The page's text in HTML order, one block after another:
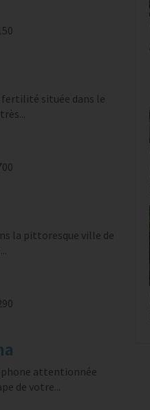
fertilité située dans le
la pittoresque ville de
attentionnée
de votre...